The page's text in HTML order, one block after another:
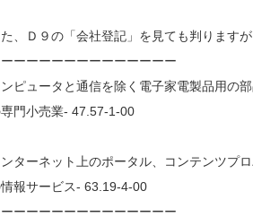
、Ｄ９の「会社登記」を見ても判ります
ーーーーーーーーーーーーー
ピュータと通信を除く電子家電製品用の
門小売業- 47.57-1-00
ターネット上のポータル、コンテンツプ
報サービス- 63.19-4-00
ーーーーーーーーーーーーー